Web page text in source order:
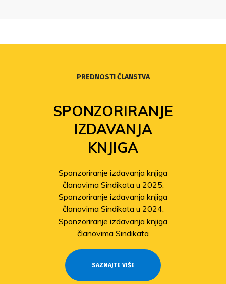
PREDNOSTI ČLANSTVA
FOND
SOLIDARNOSTI
Povećanje isplata iz Fonda
Sindikat pomaže članovima
pogođenima potresom
Odobrene isplate pomoći članovima
stradalima u potresu